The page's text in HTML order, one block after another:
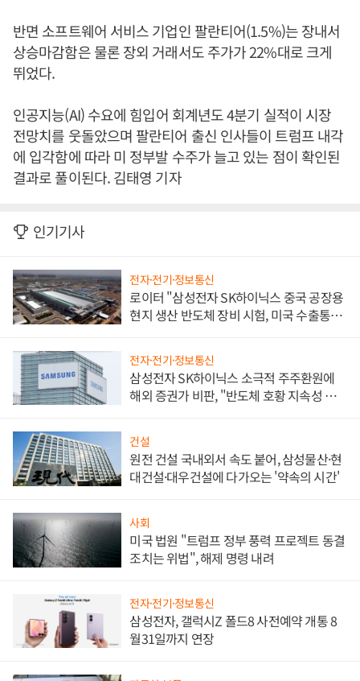
반면 소프트웨어 서비스 기업인 팔란티어(1.5%)는 장내서
상승마감함은 물론 장외 거래서도 주가가 22%대로 크게
뛰었다.
인공지능(AI) 수요에 힘입어 회계년도 4분기 실적이 시장
전망치를 웃돌았으며 팔란티어 출신 인사들이 트럼프 내각
에 입각함에 따라 미 정부발 수주가 늘고 있는 점이 확인된
결과로 풀이된다. 김태영 기자
인기기사
전자·전기·정보통신
로이터 "삼성전자 SK하이닉스 중국 공장용
현지 생산 반도체 장비 시험, 미국 수출통제
전자·전기·정보통신
삼성전자 SK하이닉스 소극적 주주환원에
해외 증권가 비판, "반도체 호황 지속성 의
건설
원전 건설 국내외서 속도 붙어, 삼성물산·현
대건설·대우건설에 다가오는 '약속의 시간'
사회
미국 법원 "트럼프 정부 풍력 프로젝트 동결
조치는 위법", 해제 명령 내려
전자·전기·정보통신
삼성전자, 갤럭시Z 폴드8 사전예약 개통 8
월31일까지 연장